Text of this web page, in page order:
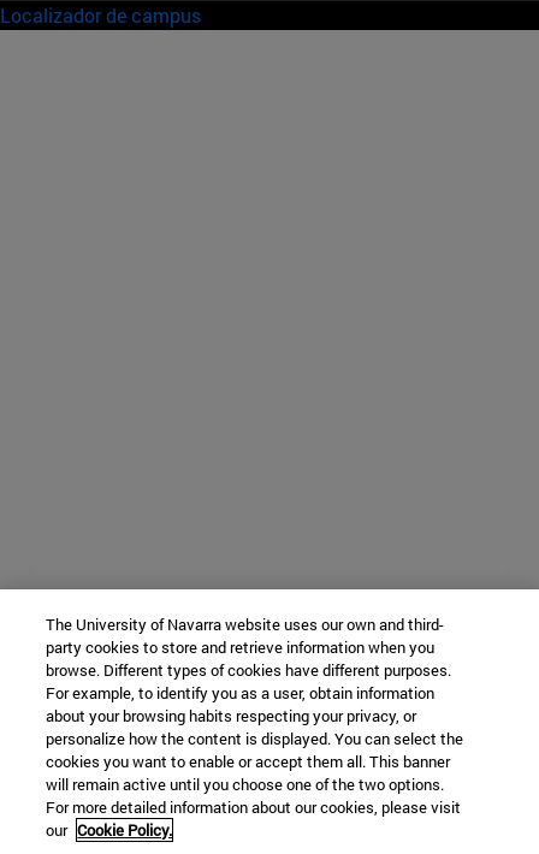
Localizador de campus
The University of Navarra website uses our own and third-
party cookies to store and retrieve information when you
browse. Different types of cookies have different purposes.
For example, to identify you as a user, obtain information
about your browsing habits respecting your privacy, or
personalize how the content is displayed. You can select the
cookies you want to enable or accept them all. This banner
will remain active until you choose one of the two options.
For more detailed information about our cookies, please visit
our Cookie Policy.